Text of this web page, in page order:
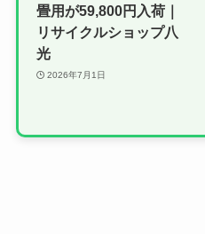
畳用が59,800円入荷｜
リサイクルショップ八
光
2026年7月1日